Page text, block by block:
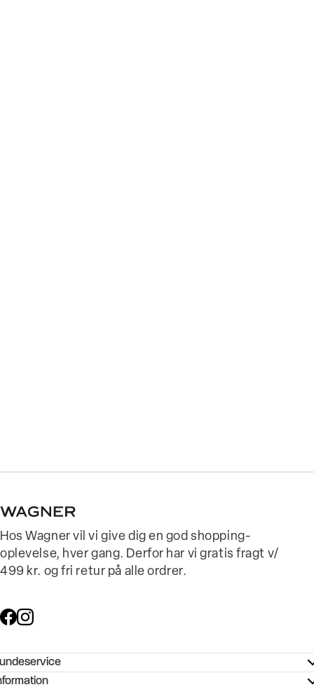
Hos Wagner vil vi give dig en god shopping-
oplevelse, hver gang. Derfor har vi gratis fragt v/
499 kr. og fri retur på alle ordrer.
- Hjælpecenter